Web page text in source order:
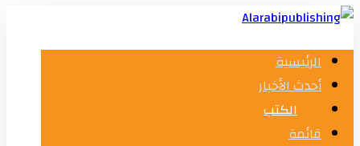
الرئيسية
أحدث الأخبار
الكتب
قائمة